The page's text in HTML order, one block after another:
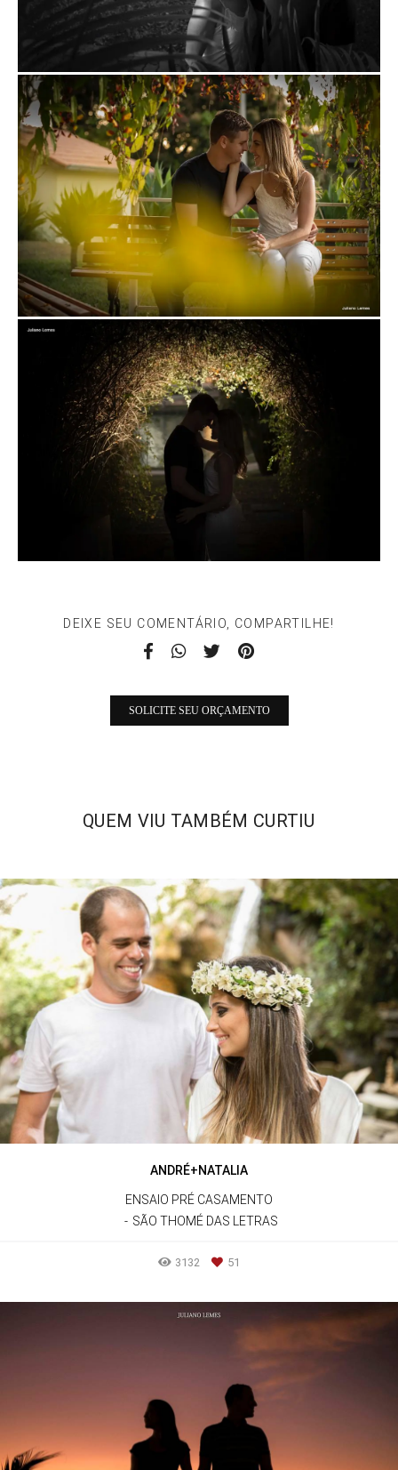
DEIXE SEU COMENTÁRIO, COMPARTILHE!
SOLICITE SEU ORÇAMENTO
QUEM VIU TAMBÉM CURTIU
ANDRÉ+NATALIA
ENSAIO PRÉ CASAMENTO
SÃO THOMÉ DAS LETRAS
3132 51